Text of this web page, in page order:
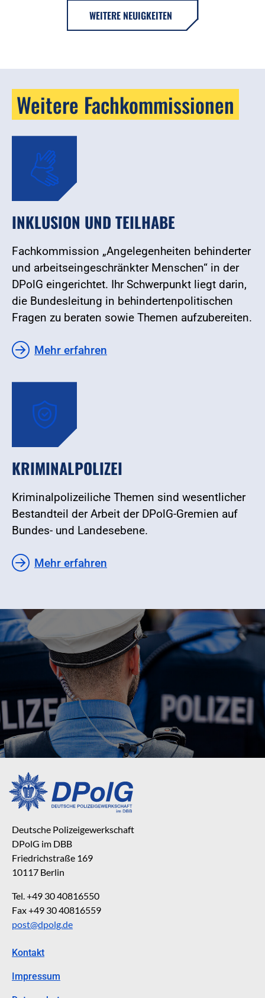
WEITERE NEUIGKEITEN
Weitere Fachkommissionen
INKLUSION UND TEILHABE
Fachkommission „Angelegenheiten behinderter
und arbeitseingeschränkter Menschen“ in der
DPolG eingerichtet. Ihr Schwerpunkt liegt darin,
die Bundesleitung in behindertenpolitischen
Fragen zu beraten sowie Themen aufzubereiten.
Mehr erfahren
KRIMINALPOLIZEI
Kriminalpolizeiliche Themen sind wesentlicher
Bestandteil der Arbeit der DPolG-Gremien auf
Bundes- und Landesebene.
Mehr erfahren
Deutsche Polizeigewerkschaft
DPolG im DBB
Friedrichstraße 169
10117 Berlin
Tel. +49 30 40816550
Fax +49 30 40816559
post@dpolg.de
Kontakt
Impressum